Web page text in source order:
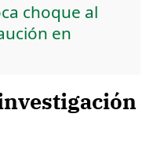
choque al
en